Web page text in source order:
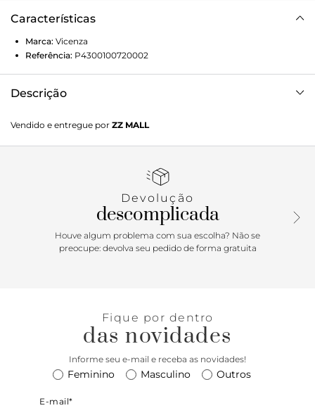
Características
Marca: Vicenza
Referência: P4300100720002
Descrição
essência boho com personalidade: os adornos aplicados ao
longo da peça criam um visual marcante, enquanto a fivela
para realçar produções do dia a dia ou dar um toque
Vendido e entregue por ZZ MALL
Devolução
descomplicada
Houve algum problema com sua escolha? Não se
preocupe: devolva seu pedido de forma gratuita
Fique por dentro
das novidades
Informe seu e-mail e receba as novidades!
Feminino Masculino Outros
E-mail*